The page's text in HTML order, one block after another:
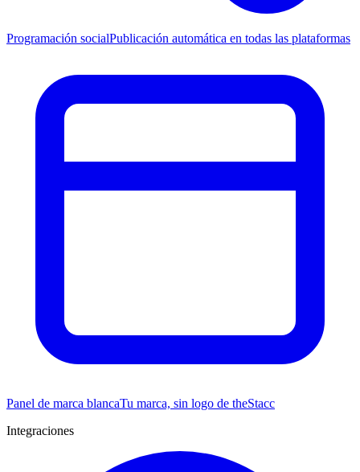
Programación socialPublicación automática en todas las plataformas
Panel de marca blancaTu marca, sin logo de theStacc
Integraciones